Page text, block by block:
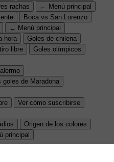
rachas
← Menú principal
Boca vs San Lorenzo
← Menú principal
hora
Goles de chilena
libre
Goles olímpicos
goles de Maradona
Ver cómo suscribirse
Origen de los colores
principal